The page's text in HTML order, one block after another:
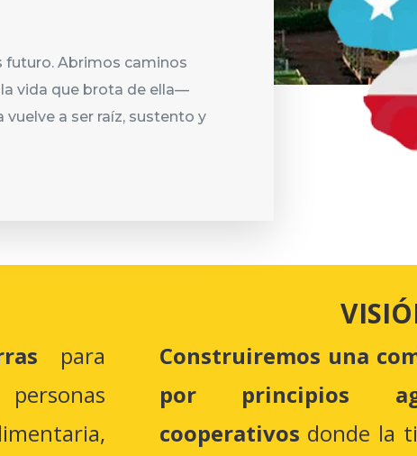
futuro. Abrimos caminos
vida que brota de ella—
vuelve a ser raíz, sustento y
para
Construiremos una
por principios
cooperativos donde la